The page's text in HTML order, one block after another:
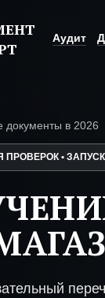
Аудит
документы в 2026
ПРОВЕРОК •